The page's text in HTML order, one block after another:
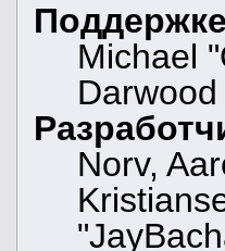
Michael
Norv,